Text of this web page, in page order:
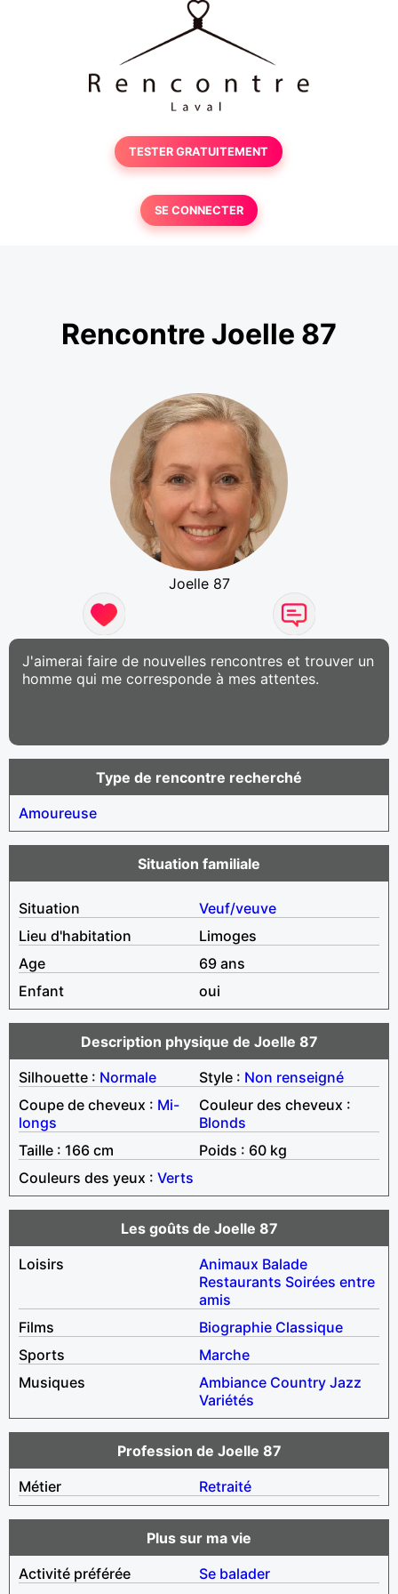
TESTER GRATUITEMENT
SE CONNECTER
Rencontre Joelle 87
Joelle 87
J'aimerai faire de nouvelles rencontres et trouver un
homme qui me corresponde à mes attentes.
Type de rencontre recherché
Amoureuse
Situation familiale
Situation
Veuf/veuve
Lieu d'habitation
Limoges
Age
69 ans
Enfant
oui
Description physique de Joelle 87
Silhouette : Normale Style : Non renseigné
Coupe de cheveux : Mi-
longs
Couleur des cheveux :
Blonds
Taille : 166 cm
Poids : 60 kg
Couleurs des yeux : Verts
Les goûts de Joelle 87
Loisirs
Animaux Balade
Restaurants Soirées entre
amis
Films
Biographie Classique
Sports
Marche
Musiques
Ambiance Country Jazz
Variétés
Profession de Joelle 87
Métier
Retraité
Plus sur ma vie
Activité préférée
Se balader